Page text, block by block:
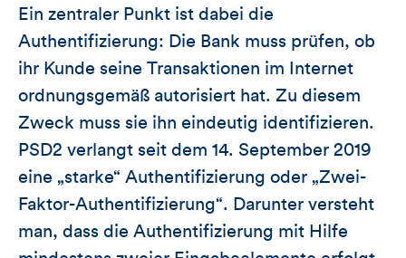
Ein zentraler Punkt ist dabei die
Authentifizierung: Die Bank muss prüfen, ob
ihr Kunde seine Transaktionen im Internet
ordnungsgemäß autorisiert hat. Zu diesem
Zweck muss sie ihn eindeutig identifizieren.
PSD2 verlangt seit dem 14. September 2019
eine „starke“ Authentifizierung oder „Zwei-
Faktor-Authentifizierung“. Darunter versteht
man, dass die Authentifizierung mit Hilfe